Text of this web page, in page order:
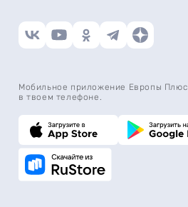
Мобильное приложение Европы Плюс
в твоем телефоне.